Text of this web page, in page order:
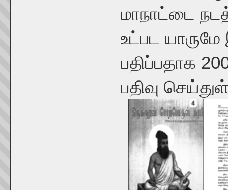
மாநாட்டை
உட்பட
பதிப்பதாக
பதிவு